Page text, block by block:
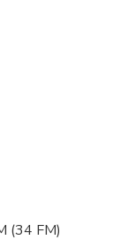
(34 FM)